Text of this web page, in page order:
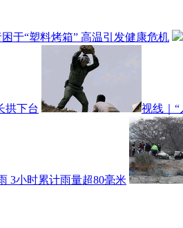
于“塑料烤箱” 高温引发健康危机
拱下台 视线｜“
3小时累计雨量超80毫米